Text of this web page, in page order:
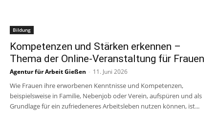
Bildung
Kompetenzen und Stärken erkennen –
Thema der Online-Veranstaltung für Frauen
Agentur für Arbeit Gießen - 11. Juni 2026
Wie Frauen ihre erworbenen Kenntnisse und Kompetenzen,
beispielsweise in Familie, Nebenjob oder Verein, aufspüren und als
Grundlage für ein zufriedeneres Arbeitsleben nutzen können, ist...